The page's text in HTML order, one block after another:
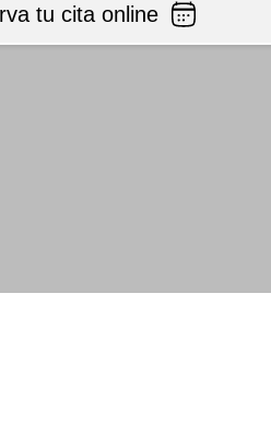
tu cita online